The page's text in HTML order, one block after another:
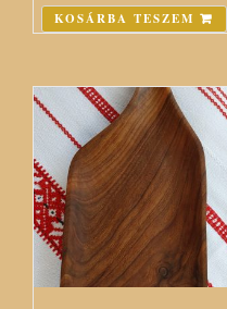
KOSÁRBA TESZEM